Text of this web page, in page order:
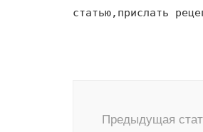
статью,прислать
Предыдущая